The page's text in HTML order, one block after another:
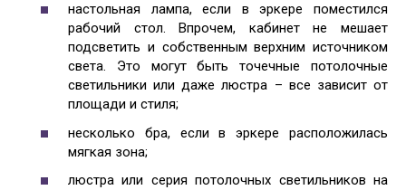
настольная лампа, если в эркере поместился
рабочий стол. Впрочем, кабинет не мешает
подсветить и собственным верхним источником
света. Это могут быть точечные потолочные
светильники или даже люстра – все зависит от
площади и стиля;
несколько бра, если в эркере расположилась
мягкая зона;
люстра или серия потолочных светильников на